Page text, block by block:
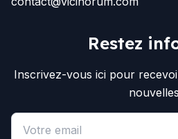
Restez
Inscrivez-vous ici pour
Email address